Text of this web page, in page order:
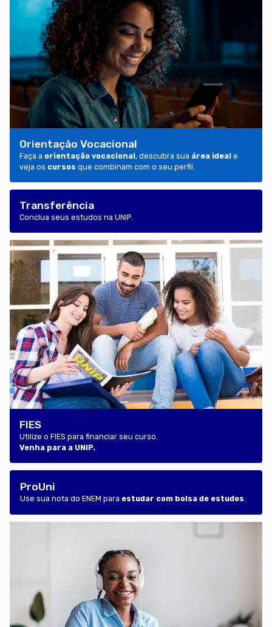
Orientação Vocacional
Faça a orientação vocacional, descubra sua área ideal e
veja os cursos que combinam com o seu perfil.
Transferência
Conclua seus estudos na UNIP.
FIES
Utilize o FIES para financiar seu curso.
Venha para a UNIP.
ProUni
Use sua nota do ENEM para estudar com bolsa de estudos.